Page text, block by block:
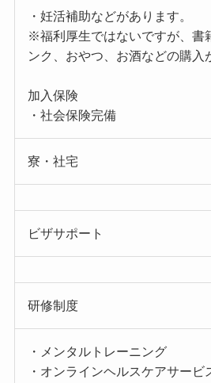
・妊活補助などがあります。
※福利厚生ではないですが、書
ンク、おやつ、お酒などの購入
加入保険
・社会保険完備
寮・社宅
ビザサポート
研修制度
・メンタルトレーニング
・オンラインヘルスケアサービ